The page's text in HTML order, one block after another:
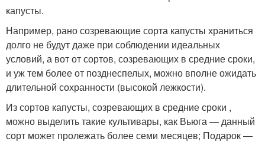
капусты.
Например, рано созревающие сорта капусты храниться
долго не будут даже при соблюдении идеальных
условий, а вот от сортов, созревающих в средние сроки,
и уж тем более от позднеспелых, можно вполне ожидать
длительной сохранности (высокой лежкости).
Из сортов капусты, созревающих в средние сроки ,
можно выделить такие культивары, как Вьюга — данный
сорт может пролежать более семи месяцев; Подарок —